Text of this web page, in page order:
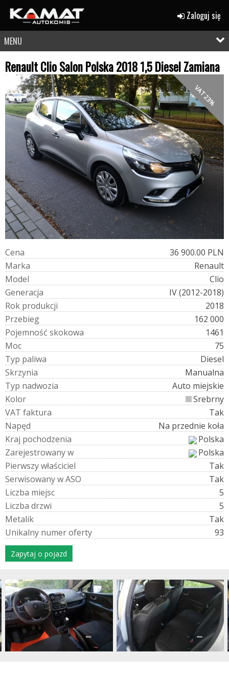
Zaloguj się
MENU
Renault Clio Salon Polska 2018 1,5 Diesel Zamiana
VAT 23%
Cena
36 900.00 PLN
Marka
Renault
Model
Clio
Generacja
IV (2012-2018)
Rok produkcji
2018
Przebieg
162 000
Pojemność skokowa
1461
Moc
75
Typ paliwa
Diesel
Skrzynia
Manualna
Typ nadwozia
Auto miejskie
Kolor
Srebrny
VAT faktura
Tak
Napęd
Na przednie koła
Kraj pochodzenia
Polska
Zarejestrowanyw
Polska
Pierwszywłaściciel
Tak
SerwisowanywASO
Tak
Liczba miejsc
5
Liczba drzwi
5
Metalik
Tak
Unikalny numeroferty 93
Zapytaj o pojazd